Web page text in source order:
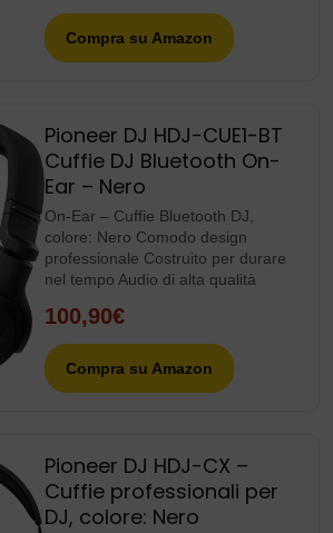
Compra su Amazon
Pioneer DJ HDJ-CUE1-BT
Cuffie DJ Bluetooth On-
Ear – Nero
On-Ear – Cuffie Bluetooth DJ,
colore: Nero Comodo design
professionale Costruito per durare
nel tempo Audio di alta qualità
100,90€
Compra su Amazon
Pioneer DJ HDJ-CX –
Cuffie professionali per
DJ, colore: Nero